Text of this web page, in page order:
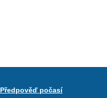
Předpověď počasí